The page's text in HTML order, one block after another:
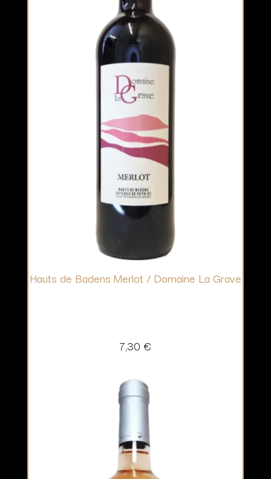
Hauts de Badens Merlot / Domaine La Grave
7,30 €